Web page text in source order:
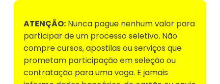
ATENÇÃO: Nunca pague nenhum valor para
participar de um processo seletivo. Não
compre cursos, apostilas ou serviços que
prometam participação em seleção ou
contratação para uma vaga. E jamais